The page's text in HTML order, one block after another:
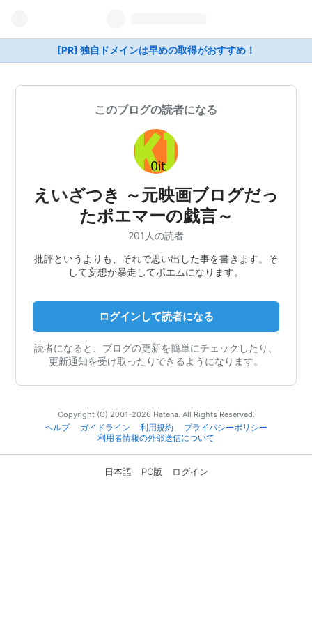
[PR] 独自ドメインは早めの取得がおすすめ！
このブログの読者になる
えいざつき ～元映画ブログだっ
たポエマーの戯言～
201人の読者
批評というよりも、それで思い出した事を書きます。そ
して妄想が暴走してポエムになります。
ログインして読者になる
読者になると、ブログの更新を簡単にチェックしたり、
更新通知を受け取ったりできるようになります。
Copyright (C) 2001-2026 Hatena. All Rights Reserved.
ヘルプ
ガイドライン 利用規約
プライバシーポリシー
利用者情報の外部送信について
日本語 PC版 ログイン